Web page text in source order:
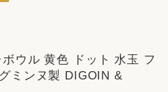
ウル 黄色 ドット 水玉 フ
ミンヌ製 DIGOIN &